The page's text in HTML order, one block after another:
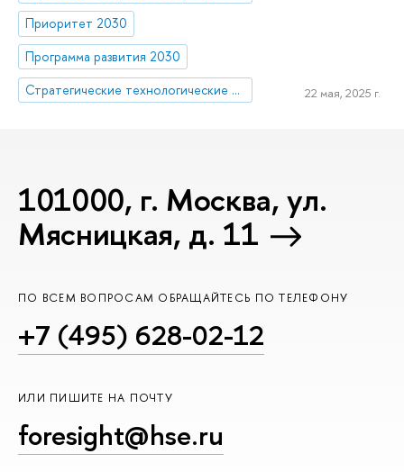
Приоритет 2030
Программа развития 2030
Стратегические технологические проекты
22 мая, 2025 г.
101000, г. Москва, ул.
Мясницкая, д. 11
ПО ВСЕМ ВОПРОСАМ ОБРАЩАЙТЕСЬ ПО ТЕЛЕФОНУ
+7 (495) 628-02-12
ИЛИ ПИШИТЕ НА ПОЧТУ
foresight@hse.ru